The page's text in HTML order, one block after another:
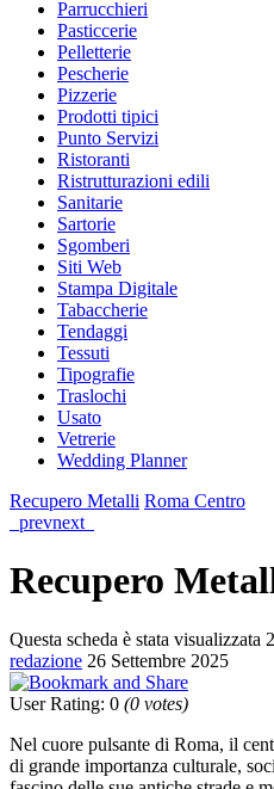
Parrucchieri
Pasticcerie
Pelletterie
Pescherie
Pizzerie
Prodotti tipici
Punto Servizi
Ristoranti
Ristrutturazioni edili
Sanitarie
Sartorie
Sgomberi
Siti Web
Stampa Digitale
Tabaccherie
Tendaggi
Tessuti
Tipografie
Traslochi
Usato
Vetrerie
Wedding Planner
Recupero Metalli Roma Centro
prevnext
Recupero
Questa scheda è stata visualizzata
redazione 26 Settembre 2025
User Rating: 0 (0 votes)
Nel cuore pulsante di Roma, il
di grande importanza culturale,